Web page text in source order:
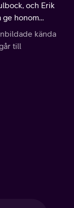
och Erik
ge honom
kända
till